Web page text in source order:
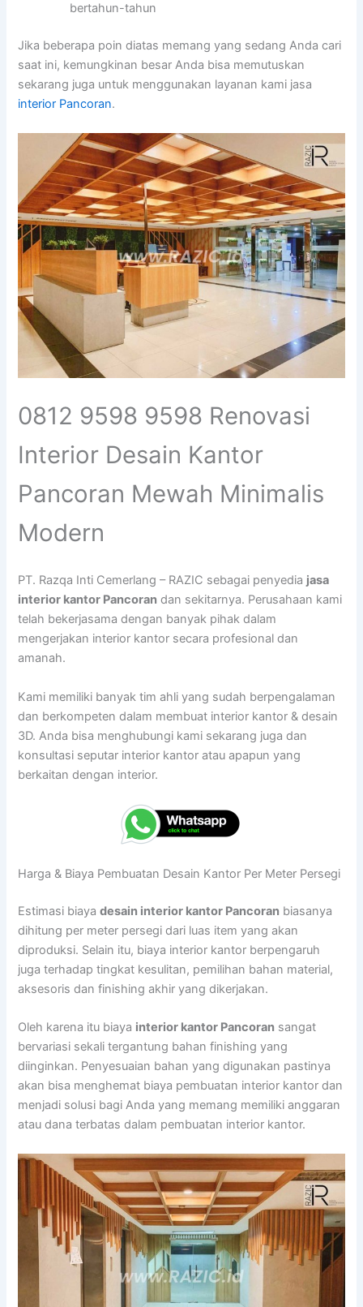
bertahun-tahun
Jika beberapa poin diatas memang yang sedang Anda cari
saat ini, kemungkinan besar Anda bisa memutuskan
sekarang juga untuk menggunakan layanan kami jasa
interior Pancoran.
0812 9598 9598 Renovasi
Interior Desain Kantor
Pancoran Mewah Minimalis
Modern
PT. Razqa Inti Cemerlang – RAZIC sebagai penyedia jasa
interior kantor Pancoran dan sekitarnya. Perusahaan kami
telah bekerjasama dengan banyak pihak dalam
mengerjakan interior kantor secara profesional dan
amanah.
Kami memiliki banyak tim ahli yang sudah berpengalaman
dan berkompeten dalam membuat interior kantor & desain
3D. Anda bisa menghubungi kami sekarang juga dan
konsultasi seputar interior kantor atau apapun yang
berkaitan dengan interior.
Harga & Biaya Pembuatan Desain Kantor Per Meter Persegi
Estimasi biayadesain interior kantor Pancoran biasanya
dihitung per meter persegi dari luas item yang akan
diproduksi. Selain itu, biaya interior kantor berpengaruh
juga terhadap tingkat kesulitan, pemilihan bahan material,
aksesoris dan finishing akhir yang dikerjakan.
Oleh karena itu biaya interior kantor Pancoran sangat
bervariasi sekali tergantung bahan finishing yang
diinginkan. Penyesuaian bahan yang digunakan pastinya
akan bisa menghemat biaya pembuatan interior kantor dan
menjadi solusi bagi Anda yang memang memiliki anggaran
atau dana terbatas dalam pembuatan interior kantor.